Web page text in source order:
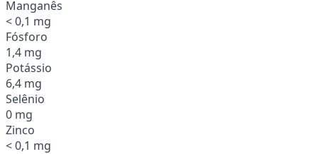
Manganês
< 0,1 mg
Fósforo
1,4 mg
Potássio
6,4 mg
Selênio
0 mg
Zinco
< 0,1 mg